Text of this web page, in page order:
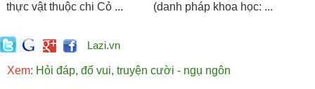
thực vật thuộc chi Cỏ ...
(danh pháp khoa học: ...
Lazi.vn
Xem: Hỏi đáp, đố vui, truyện cười - ngụ ngôn